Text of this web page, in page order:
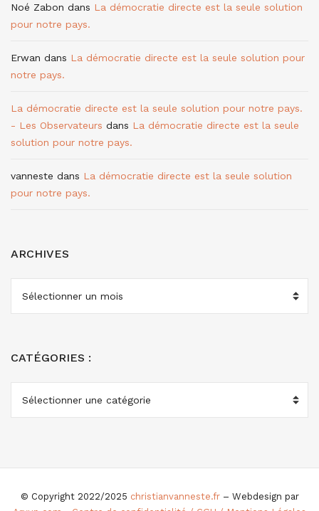
Noé Zabon dans La démocratie directe est la seule solution
pour notre pays.
Erwan dans La démocratie directe est la seule solution pour
notre pays.
La démocratie directe est la seule solution pour notre pays.
- Les Observateurs dans La démocratie directe est la seule
solution pour notre pays.
vanneste dans La démocratie directe est la seule solution
pour notre pays.
ARCHIVES
CATÉGORIES :
© Copyright 2022/2025 christianvanneste.fr– Webdesign par